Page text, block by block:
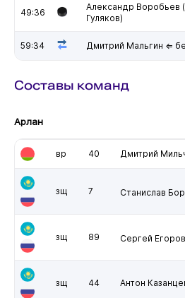
49:36
Александр Воробьев
Гуляков)
59:34 Дмитрий Мальгин ⇐
Составы команд
Арлан
вр 40 Дмитрий
зщ 7 Станислав
зщ 89 Сергей Егоров
зщ 44 Антон